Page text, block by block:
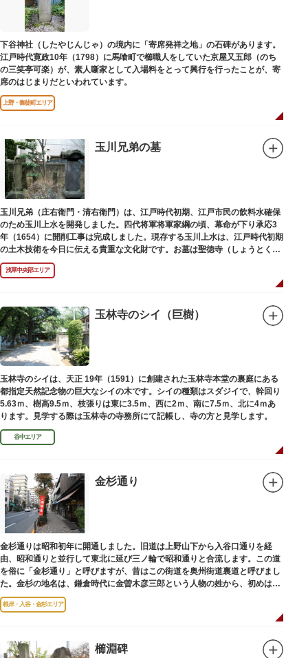
下谷神社（したやじんじゃ）の境内に「寄席発祥之地」の石碑があります。
江戸時代寛政10年（1798）に馬喰町で櫛職人をしていた京屋又五郎（のち
の三笑亭可楽）が、素人噺家として入場料をとって興行を行ったことが、寄
席のはじまりだといわれています。
上野・御徒町エリア
玉川兄弟の墓
玉川兄弟（庄右衛門・清右衛門）は、江戸時代初期、江戸市民の飲料水確保
のため玉川上水を開発しました。四代将軍将軍家綱の頃、幕命が下り承応3
年（1654）に開削工事は完成しました。現存する玉川上水は、江戸時代初期
の土木技術を今日に伝える貴重な文化財です。お墓は聖徳寺（しょうとく
じ）にあります。
浅草中央部エリア
玉林寺のシイ（巨樹）
玉林寺のシイは、天正 19年（1591）に創建された玉林寺本堂の裏庭にある
都指定天然記念物の巨大なシイの木です。シイの種類はスダジイで、幹回り
5.63ｍ、樹高9.5ｍ、枝張りは東に3.5ｍ、西に2ｍ、南に7.5ｍ、北に4ｍあ
ります。見学する際は玉林寺の寺務所にて記帳し、寺の方と見学します。
谷中エリア
金杉通り
金杉通りは昭和初年に開通しました。旧道は上野山下から入谷口通りを経
由、昭和通りと並行して東北に延び三ノ輪で昭和通りと合流します。この道
を俗に「金杉通り」と呼びますが、昔はこの街道を奥州街道裏道と呼びまし
た。金杉の地名は、鎌倉時代に金曽木彦三郎という人物の姓から、初めは金
曽木、それが金杉に変わったものとされています。
根岸・入谷・金杉エリア
櫛淵碑